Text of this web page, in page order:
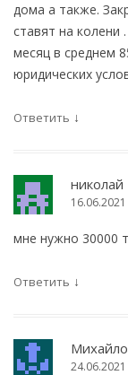
дома а также.
ставят на
месяц в среднем
юридических
Ответить ↓
николай
мне нужно 30000
Ответить ↓
Михайло